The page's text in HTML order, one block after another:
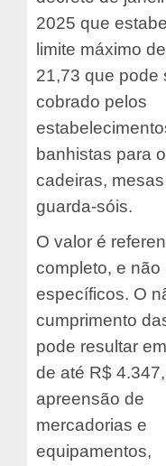
2025 que
limite máximo
21,73 que pode
cobrado pelos
banhistas para
cadeiras,
guarda-sóis.
O valor é
completo, e não
específicos. O
cumprimento
pode resultar
de até R$
apreensão de
mercadorias e
equipamentos,